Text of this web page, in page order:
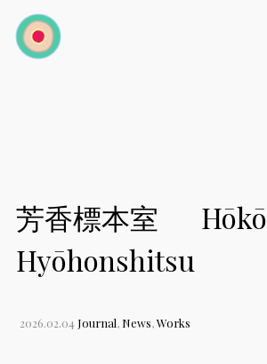
toggle
navigation
芳香標本室 Hōkō
Hyōhonshitsu
2026.02.04 Journal, News,Works